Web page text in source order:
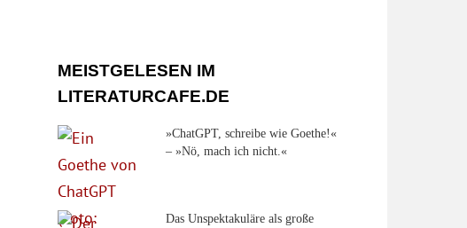
MEISTGELESEN IM
LITERATURCAFE.DE
»ChatGPT, schreibe wie Goethe!«
– »Nö, mach ich nicht.«
Das Unspektakuläre als große